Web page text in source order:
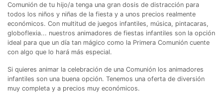
Comunión de tu hijo/a tenga una gran dosis de distracción para
todos los niños y niñas de la fiesta y a unos precios realmente
económicos. Con multitud de juegos infantiles, música, pintacaras,
globoflexia... nuestros animadores de fiestas infantiles son la opción
ideal para que un día tan mágico como la Primera Comunión cuente
con algo que lo hará más especial.
Si quieres animar la celebración de una Comunión los animadores
infantiles son una buena opción. Tenemos una oferta de diversión
muy completa y a precios muy económicos.